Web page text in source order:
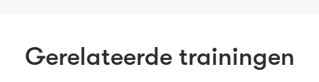
Gerelateerde trainingen